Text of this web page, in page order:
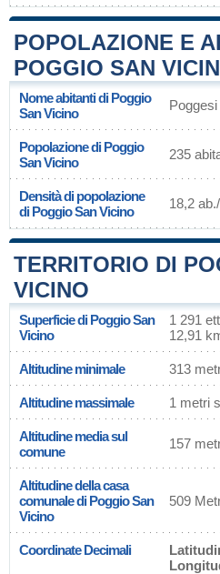
POPOLAZIONE E
POGGIO SAN
Nome abitanti di Poggio
San Vicino
Poggesi
Popolazione di Poggio
San Vicino
235
Densità di popolazione
di Poggio San Vicino
18,2
TERRITORIO DI
VICINO
Superficie di Poggio San
Vicino
1 291
12,91
Altitudine minimale 313
Altitudine massimale 1 metri
Altitudine media sul
comune
157
Altitudine della casa
comunale di Poggio San
Vicino
509
Coordinate Decimali